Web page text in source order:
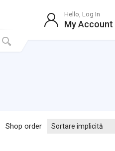
Hello, Log In
My Account
Shop order